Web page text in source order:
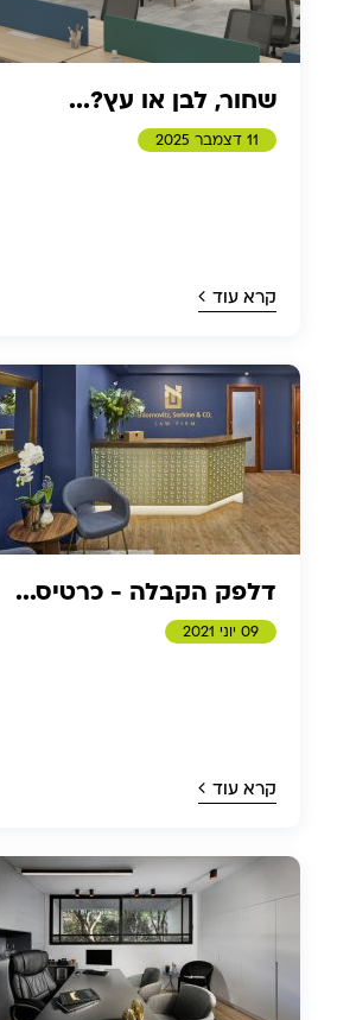
שחור, לבן או עץ?...
11 דצמבר 2025
קרא עוד
דלפק הקבלה - כרטיס...
09 יוני 2021
קרא עוד